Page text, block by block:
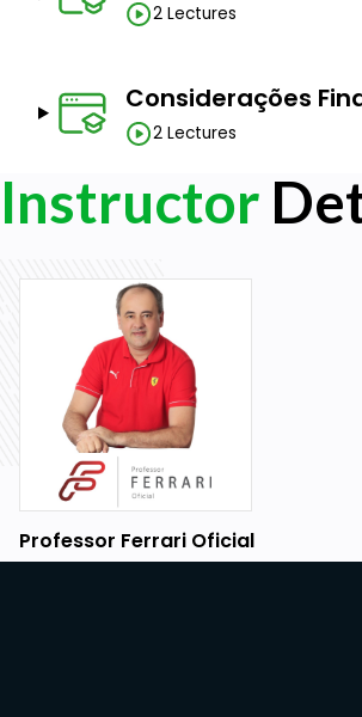
2 Lectures
Considerações
2 Lectures
Instructor
Professor Ferrari Oficial